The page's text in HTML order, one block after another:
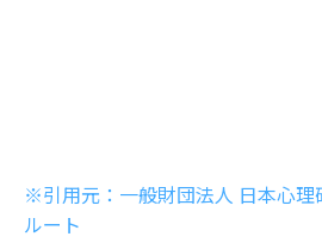
※引用元：一般財団法人 日本心理
ルート